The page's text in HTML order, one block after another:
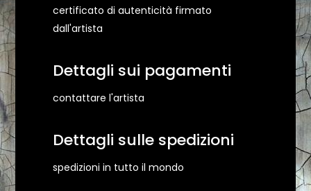
certificato di autenticità firmato
dall'artista
Dettagli sui pagamenti
contattare l'artista
Dettagli sulle spedizioni
spedizioni in tutto il mondo